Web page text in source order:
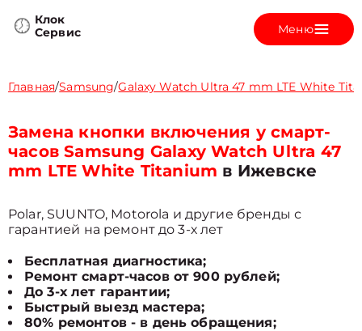
Клок
Сервис
Меню
Главная/Samsung/Galaxy Watch Ultra 47 mm LTE White
Замена кнопки включения у смарт-
часов Samsung Galaxy Watch Ultra 47
mm LTE White Titanium в Ижевске
Polar, SUUNTO, Motorola и другие бренды с
гарантией на ремонт до 3-х лет
Бесплатная диагностика;
Ремонт смарт-часов от 900 рублей;
До 3-х лет гарантии;
Быстрый выезд мастера;
80% ремонтов - в день обращения;